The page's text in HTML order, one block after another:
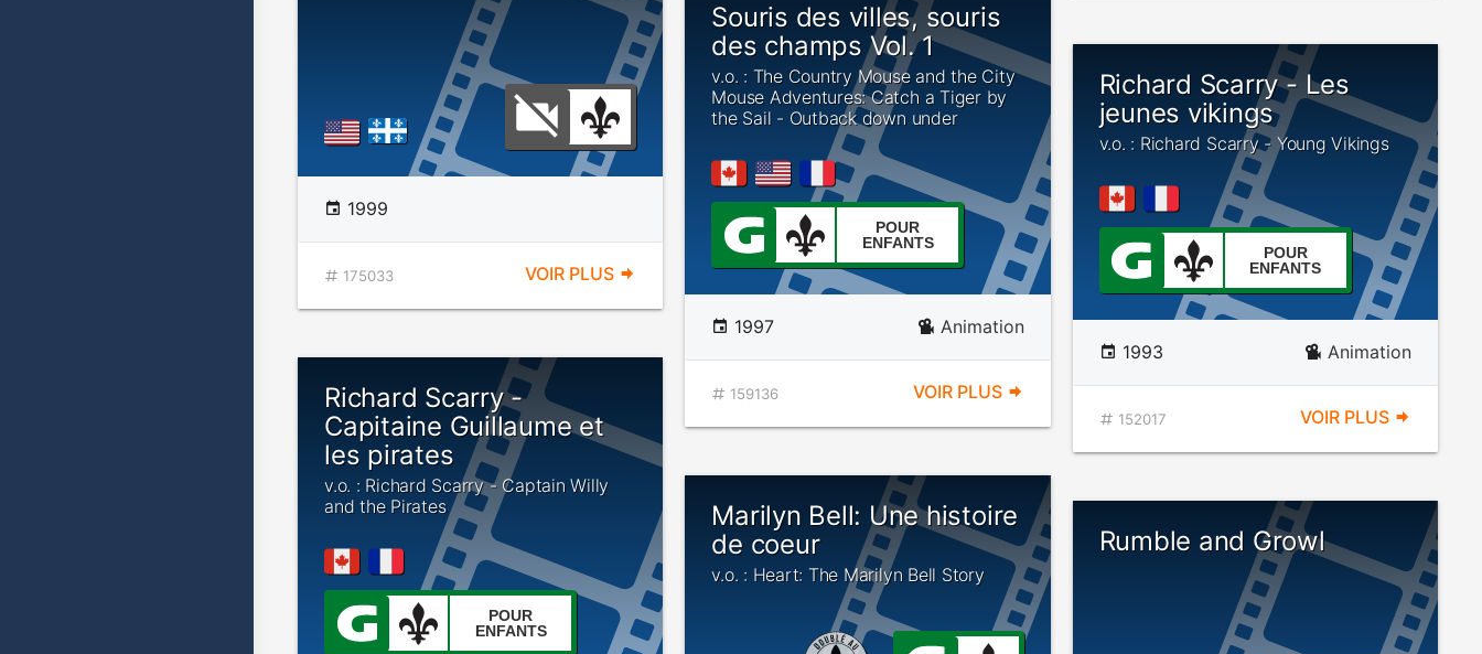
1999
175033 VOIR PLUS
Souris des villes, souris
des champs Vol. 1
v.o. : The Country Mouse and the City
Mouse Adventures: Catch a Tiger by
the Sail - Outback down under
POUR
ENFANTS
1997 Animation
159136 VOIR PLUS
Richard Scarry - Les
jeunes vikings
v.o. : Richard Scarry - Young Vikings
POUR
ENFANTS
1993 Animation
152017 VOIR PLUS
Richard Scarry -
Capitaine Guillaume et
les pirates
v.o. : Richard Scarry - Captain Willy
and the Pirates
POUR
ENFANTS
Marilyn Bell: Une histoire
de coeur
v.o. : Heart: The Marilyn Bell Story
Rumble and Growl